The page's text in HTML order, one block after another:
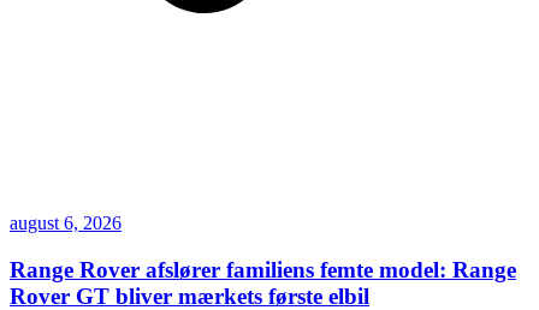
august 6, 2026
Range Rover afslører familiens femte model: Range
Rover GT bliver mærkets første elbil